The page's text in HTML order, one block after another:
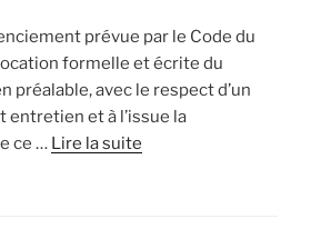
prévue par le Code du
formelle et écrite du
préalable, avec le respect d’un
entretien et à l’issue la
ce … Lire la suite